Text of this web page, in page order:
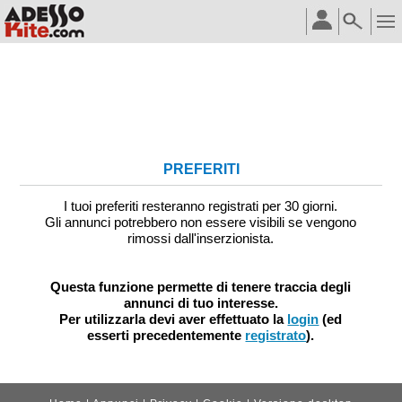
PREFERITI
I tuoi preferiti resteranno registrati per 30 giorni.
Gli annunci potrebbero non essere visibili se vengono
rimossi dall'inserzionista.
Questa funzione permette di tenere traccia degli
annunci di tuo interesse.
Per utilizzarla devi aver effettuato la login (ed
esserti precedentemente registrato).